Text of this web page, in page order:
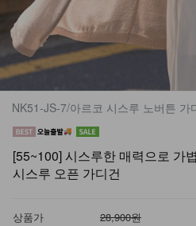
1+1 기획세트 자체제작
NK51-JS-7/아르코 시스루 노버튼 가
[55~100] 시스루한 매력으로 가
시스루 오픈 가디건
상품가
28,900원